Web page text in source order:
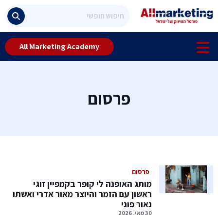
All Marketing Academy
פרסום
פרסום
מותג האופנה לי קופר בקמפיין זוגי
ראשון עם הזמר והיוצר מאור אדרי ואשתו
נאור פוני
30 מאי, 2026